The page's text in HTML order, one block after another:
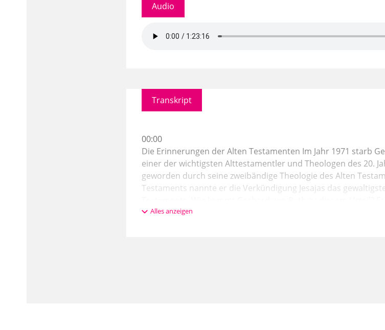
Audio
Transkript
00:00
Die Erinnerungen der Alten Testamenten Im Jahr 1971 starb
einer der wichtigsten Alttestamentler und Theologen des 20.
geworden durch seine zweibändige Theologie des Alten
Testaments nannte er die Verkündigung Jesajas das
aber ich denke, was ihn dazu geführt hat, ist die
Alles anzeigen